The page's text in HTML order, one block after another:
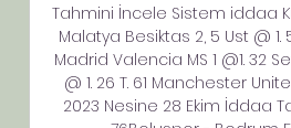
Tahmini İncele Sistem iddaa
Malatya Besiktas 2, 5 Ust @ 1.
Madrid Valencia MS 1 @1. 32
@ 1. 26 T. 61 Manchester
2023 Nesine 28 Ekim İddaa